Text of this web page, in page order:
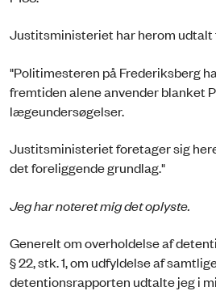
Justitsministeriet har herom udtalt
"Politimesteren på Frederiksberg
fremtiden alene anvender blanket
lægeundersøgelser.
Justitsministeriet foretager sig
det foreliggende grundlag."
Jeg har noteret mig det oplyste.
Generelt om overholdelse af
§ 22, stk. 1, om udfyldelse af
detentionsrapporten udtalte jeg i